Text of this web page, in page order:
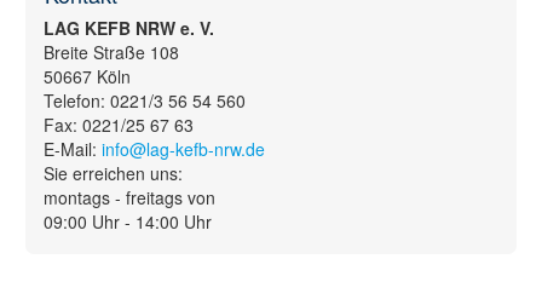
Service
LAG KEFB NRW e. V.
Breite Straße 108
50667 Köln
Telefon: 0221/3 56 54 560
Fax: 0221/25 67 63
E-Mail: info@lag-kefb-nrw.de
Sie erreichen uns:
montags - freitags von
09:00 Uhr - 14:00 Uhr